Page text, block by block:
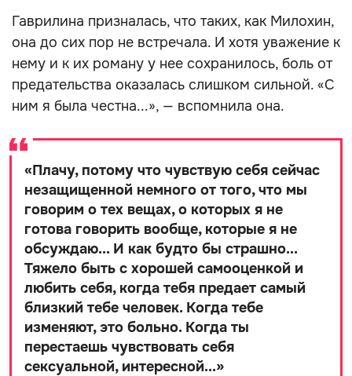
Гаврилина призналась, что таких, как Милохин,
она до сих пор не встречала. И хотя уважение к
нему и к их роману у нее сохранилось, боль от
предательства оказалась слишком сильной. «С
ним я была честна...», — вспомнила она.
«Плачу, потому что чувствую себя сейчас
незащищенной немного от того, что мы
говорим о тех вещах, о которых я не
готова говорить вообще, которые я не
обсуждаю... И как будто бы страшно...
Тяжело быть с хорошей самооценкой и
любить себя, когда тебя предает самый
близкий тебе человек. Когда тебе
изменяют, это больно. Когда ты
перестаешь чувствовать себя
сексуальной, интересной...»